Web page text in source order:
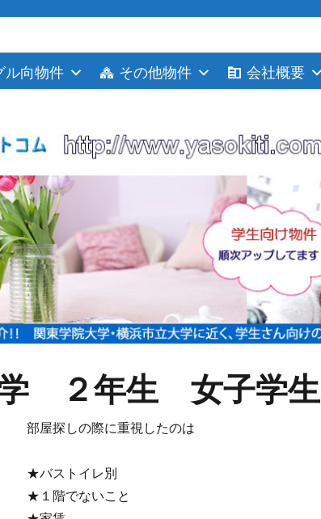
ル向物件 その他物件 会社概要
学 ２年生 女子学生
部屋探しの際に重視したのは
★バストイレ別
★１階でないこと